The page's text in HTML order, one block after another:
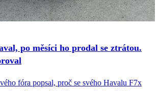
po měsíci ho prodal se ztrátou.
fóra popsal, proč se svého Havalu F7x